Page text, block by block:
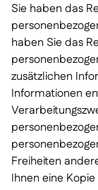
Sie haben das
haben Sie das
zusätzlichen
Informationen
Freiheiten
Ihnen eine